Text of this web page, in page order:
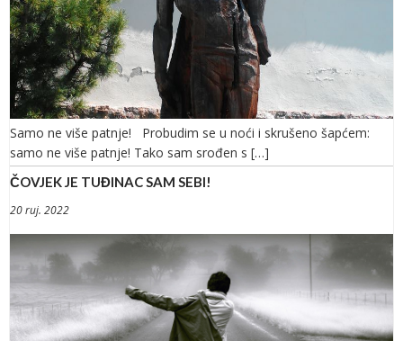
Samo ne više patnje! Probudim se u noći i skrušeno šapćem:
samo ne više patnje! Tako sam srođen s […]
ČOVJEK JE TUĐINAC SAM SEBI!
20 ruj. 2022